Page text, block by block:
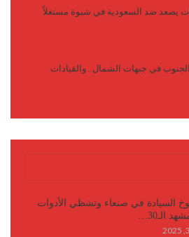
يصعد ضد السعودية في شبوة مستغلاً
الجنوب في جبهات الشمال.. والقيادات
السيادة في صنعاء وتشظي الأدوات
الـ30…